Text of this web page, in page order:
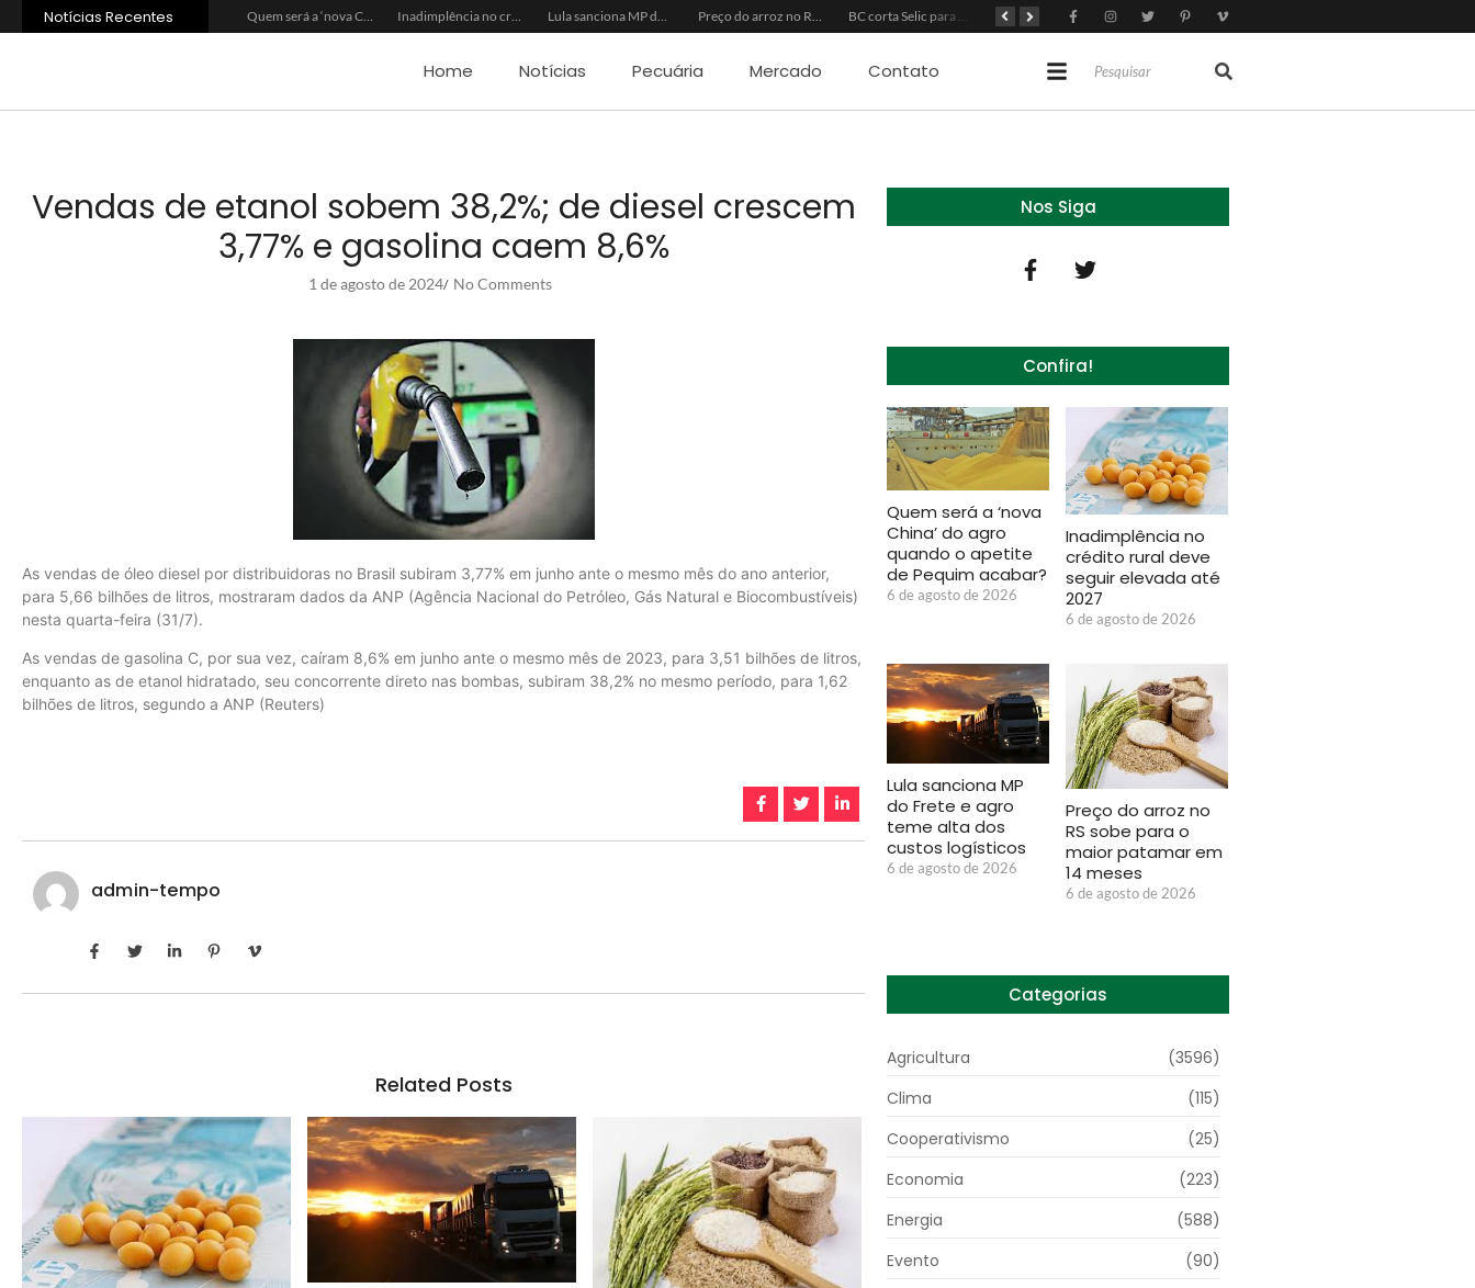
Notícias Recentes
Agroleite 2026 abre com anúncio do curso de Medicina Veterinária e R$ 215 milhões em investimentos Quem será a ‘nova China’ do agro quando o apetite de Pequim acabar? Inadimplência no crédito rural deve seguir elevada até 2027 Lula sanciona MP do Frete e agro teme alta dos custos logísticos Preço do arroz no RS sobe para o maior patamar em 14 meses BC corta Selic para 14% ao ano e deixa “porta aberta” para próxima reunião Brasil tem 2º maior juro real do mundo
Home Notícias Pecuária Mercado Contato
Vendas de etanol sobem 38,2%; de diesel crescem
3,77% e gasolina caem 8,6%
1 de agosto de 2024/ No Comments
As vendas de óleo diesel por distribuidoras no Brasil subiram 3,77% em junho ante o mesmo mês do ano anterior,
para 5,66 bilhões de litros, mostraram dados da ANP (Agência Nacional do Petróleo, Gás Natural e Biocombustíveis)
nesta quarta-feira (31/7).
As vendas de gasolina C, por sua vez, caíram 8,6% em junho ante o mesmo mês de 2023, para 3,51 bilhões de litros,
enquanto as de etanol hidratado, seu concorrente direto nas bombas, subiram 38,2% no mesmo período, para 1,62
bilhões de litros, segundo a ANP (Reuters)
admin-tempo
Related Posts
Nos Siga
Confira!
Quem será a ‘nova
China’ do agro
quando o apetite
de Pequim acabar?
6 de agosto de 2026
Inadimplência no
crédito rural deve
seguir elevada até
2027
6 de agosto de 2026
Lula sanciona MP
do Frete e agro
teme alta dos
custos logísticos
6 de agosto de 2026
Preço do arroz no
RS sobe para o
maior patamar em
14 meses
6 de agosto de 2026
Categorias
Agricultura
(3596)
Clima
(115)
Cooperativismo
(25)
Economia
(223)
Energia
(588)
Evento
(90)